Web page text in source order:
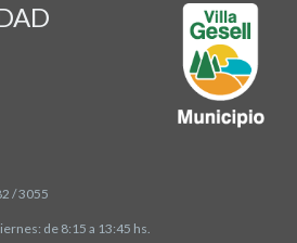
/ 3055
de 8:15 a 13:45 hs.